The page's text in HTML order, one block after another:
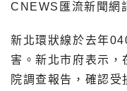
CNEWS匯流新聞網
新北環狀線於去年
害。新北市府表示，
院調查報告，確認